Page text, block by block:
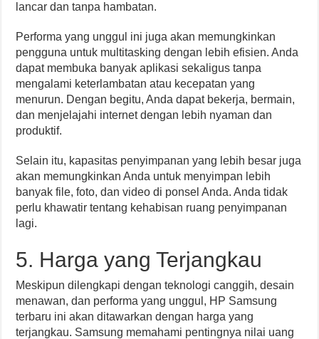
lancar dan tanpa hambatan.
Performa yang unggul ini juga akan memungkinkan
pengguna untuk multitasking dengan lebih efisien. Anda
dapat membuka banyak aplikasi sekaligus tanpa
mengalami keterlambatan atau kecepatan yang
menurun. Dengan begitu, Anda dapat bekerja, bermain,
dan menjelajahi internet dengan lebih nyaman dan
produktif.
Selain itu, kapasitas penyimpanan yang lebih besar juga
akan memungkinkan Anda untuk menyimpan lebih
banyak file, foto, dan video di ponsel Anda. Anda tidak
perlu khawatir tentang kehabisan ruang penyimpanan
lagi.
5. Harga yang Terjangkau
Meskipun dilengkapi dengan teknologi canggih, desain
menawan, dan performa yang unggul, HP Samsung
terbaru ini akan ditawarkan dengan harga yang
terjangkau. Samsung memahami pentingnya nilai uang